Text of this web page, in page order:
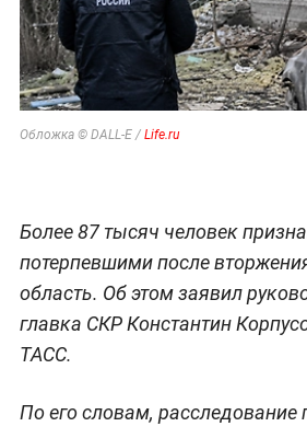
Обложка © DALL-E / Life.ru
Более 87 тысяч человек
потерпевшими после
область. Об этом заявил
главка СКР Константин
ТАСС.
По его словам, расследование